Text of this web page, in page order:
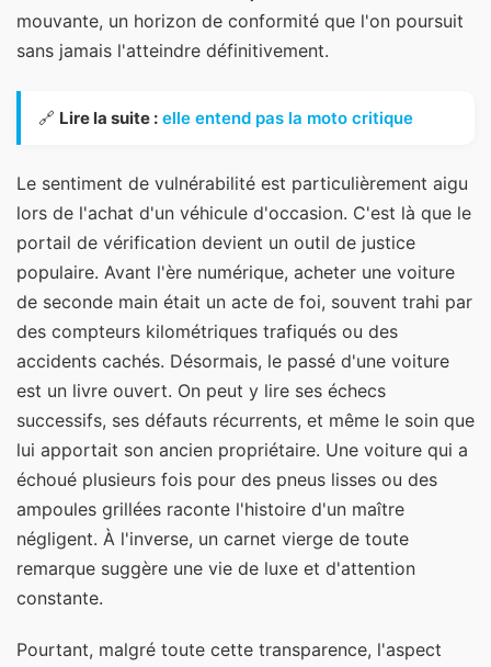
mouvante, un horizon de conformité que l'on poursuit
sans jamais l'atteindre définitivement.
🔗 Lire la suite : elle entend pas la moto critique
Le sentiment de vulnérabilité est particulièrement aigu
lors de l'achat d'un véhicule d'occasion. C'est là que le
portail de vérification devient un outil de justice
populaire. Avant l'ère numérique, acheter une voiture
de seconde main était un acte de foi, souvent trahi par
des compteurs kilométriques trafiqués ou des
accidents cachés. Désormais, le passé d'une voiture
est un livre ouvert. On peut y lire ses échecs
successifs, ses défauts récurrents, et même le soin que
lui apportait son ancien propriétaire. Une voiture qui a
échoué plusieurs fois pour des pneus lisses ou des
ampoules grillées raconte l'histoire d'un maître
négligent. À l'inverse, un carnet vierge de toute
remarque suggère une vie de luxe et d'attention
constante.
Pourtant, malgré toute cette transparence, l'aspect